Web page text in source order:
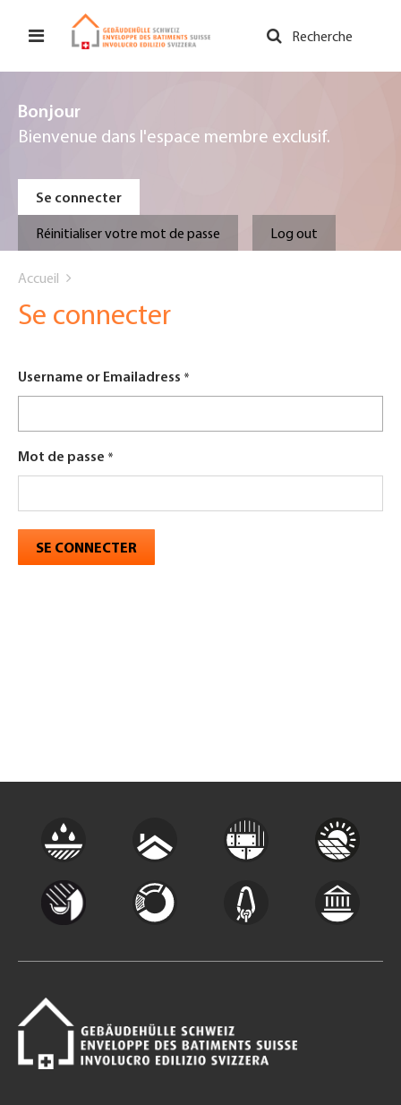
principal
Recherche
Bonjour
Bienvenue dans l'espace membre exclusif.
Primary
tabs
Se connecter
Réinitialiser votre mot de passe Log out
are
here
Accueil
Se connecter
Username or Emailadress
Mot de passe
SE CONNECTER